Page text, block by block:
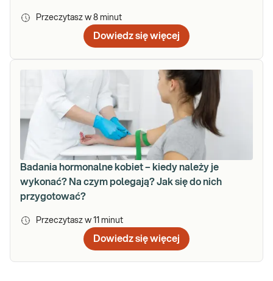
Przeczytasz w 8 minut
Dowiedz się więcej
Badania hormonalne kobiet – kiedy należy je
wykonać? Na czym polegają? Jak się do nich
przygotować?
Przeczytasz w 11 minut
Dowiedz się więcej